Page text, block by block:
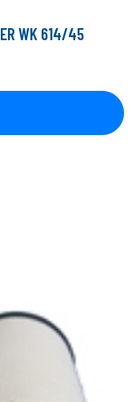
WK 614/45